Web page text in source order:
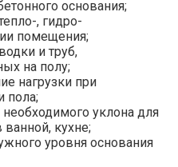
основания;
, гидро-
помещения;
и труб,
на полу;
нагрузки при
пола;
уклона для
кухне;
уровня основания